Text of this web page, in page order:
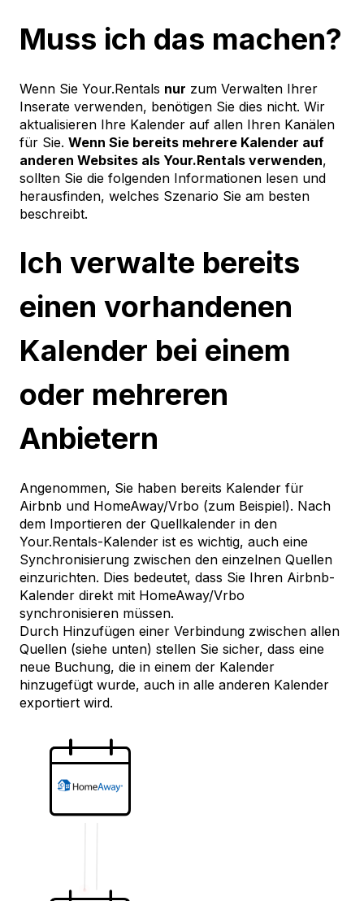
Muss ich das machen?
Wenn Sie Your.Rentals nur zum Verwalten Ihrer
Inserate verwenden, benötigen Sie dies nicht. Wir
aktualisieren Ihre Kalender auf allen Ihren Kanälen
für Sie. Wenn Sie bereits mehrere Kalender auf
anderen Websites als Your.Rentals verwenden,
sollten Sie die folgenden Informationen lesen und
herausfinden, welches Szenario Sie am besten
beschreibt.
Ich verwalte bereits
einen vorhandenen
Kalender bei einem
oder mehreren
Anbietern
Angenommen, Sie haben bereits Kalender für
Airbnb und HomeAway/Vrbo (zum Beispiel). Nach
dem Importieren der Quellkalender in den
Your.Rentals-Kalender ist es wichtig, auch eine
Synchronisierung zwischen den einzelnen Quellen
einzurichten. Dies bedeutet, dass Sie Ihren Airbnb-
Kalender direkt mit HomeAway/Vrbo
synchronisieren müssen.
Durch Hinzufügen einer Verbindung zwischen allen
Quellen (siehe unten) stellen Sie sicher, dass eine
neue Buchung, die in einem der Kalender
hinzugefügt wurde, auch in alle anderen Kalender
exportiert wird.